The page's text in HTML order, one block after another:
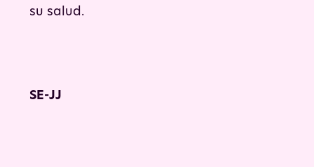
su salud.
SE-JJ